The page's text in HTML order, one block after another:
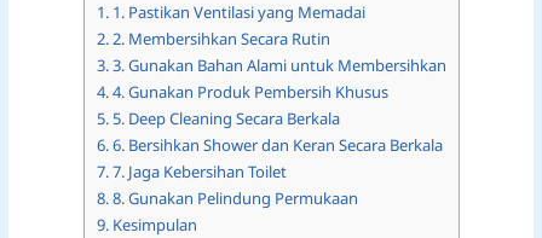
1.1. Pastikan Ventilasi yang Memadai
2.2. Membersihkan Secara Rutin
3.3. Gunakan Bahan Alami untuk Membersihkan
4.4. Gunakan Produk Pembersih Khusus
5.5. Deep Cleaning Secara Berkala
6.6. Bersihkan Shower dan Keran Secara Berkala
7.7. Jaga Kebersihan Toilet
8.8. Gunakan Pelindung Permukaan
9.Kesimpulan